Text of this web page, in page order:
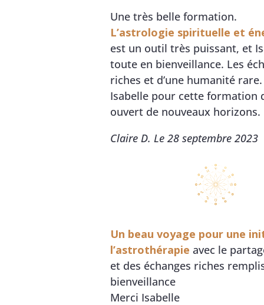
Une très belle formation.
L’astrologie spirituelle et
est un outil très puissant, et
toute en bienveillance. Les
riches et d’une humanité
Isabelle pour cette formation
ouvert de nouveaux horizons.
Claire D. Le 28 septembre 2023
Un beau voyage pour une
l’astrothérapie avec le
et des échanges riches
bienveillance
Merci Isabelle